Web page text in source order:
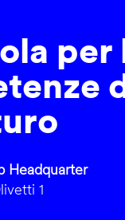
per
Headquarter
1